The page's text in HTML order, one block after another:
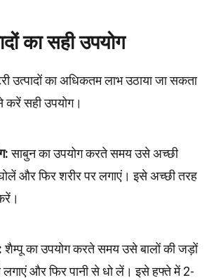
का सही उपयोग
उत्पादों का अधिकतम लाभ उठाया जा सकता
सही उपयोग।
साबुन का उपयोग करते समय उसे अच्छी
और फिर शरीर पर लगाएं। इसे अच्छी तरह
शैम्पू का उपयोग करते समय उसे बालों की जड़ों
और फिर पानी से धो लें। इसे हफ्ते में 2-